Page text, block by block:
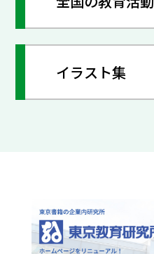
イラスト集